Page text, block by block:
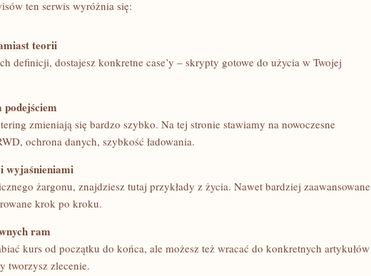
ten serwis wyróżnia się:
teorii
definicji, dostajesz konkretne case’y – skrypty gotowe do użycia w Twojej
podejściem
zmieniają się bardzo szybko. Na tej stronie stawiamy na nowoczesne
ochrona danych, szybkość ładowania.
wyjaśnieniami
żargonu, znajdziesz tutaj przykłady z życia. Nawet bardziej zaawansowane
krok po kroku.
ram
kurs od początku do końca, ale możesz też wracać do konkretnych artykułów
tworzysz zlecenie.